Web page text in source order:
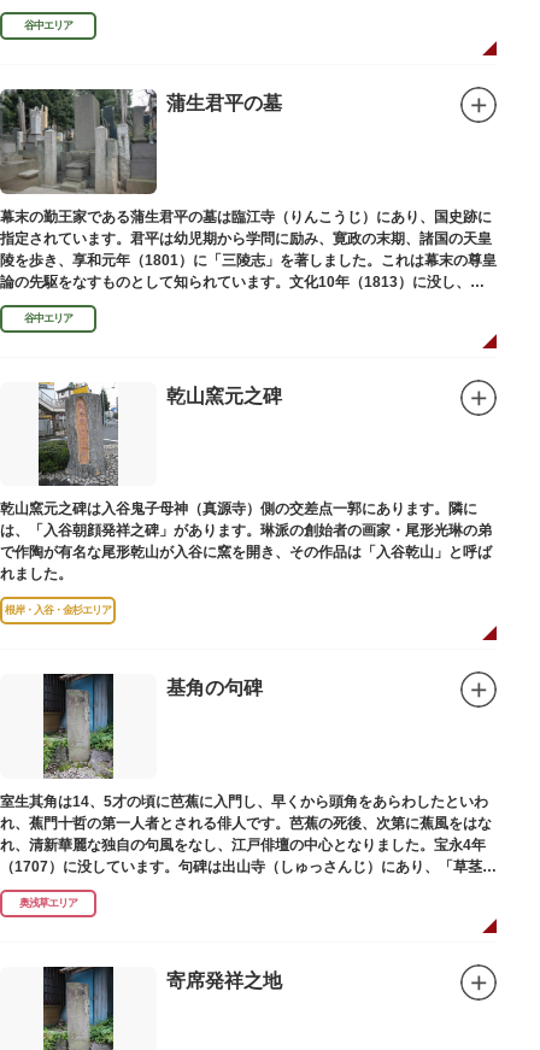
い絵画様式である多色刷り版画「錦絵」に描きました。
谷中エリア
蒲生君平の墓
幕末の勤王家である蒲生君平の墓は臨江寺（りんこうじ）にあり、国史跡に
指定されています。君平は幼児期から学問に励み、寛政の末期、諸国の天皇
陵を歩き、享和元年（1801）に「三陵志」を著しました。これは幕末の尊皇
論の先駆をなすものとして知られています。文化10年（1813）に没し、高
山彦三郎や林子平と共に「寛政三奇人」の一人にあげられています。
谷中エリア
乾山窯元之碑
乾山窯元之碑は入谷鬼子母神（真源寺）側の交差点一郭にあります。隣に
は、「入谷朝顔発祥之碑」があります。琳派の創始者の画家・尾形光琳の弟
で作陶が有名な尾形乾山が入谷に窯を開き、その作品は「入谷乾山」と呼ば
れました。
根岸・入谷・金杉エリア
基角の句碑
室生其角は14、5才の頃に芭蕉に入門し、早くから頭角をあらわしたといわ
れ、蕉門十哲の第一人者とされる俳人です。芭蕉の死後、次第に蕉風をはな
れ、清新華麗な独自の句風をなし、江戸俳壇の中心となりました。宝永4年
（1707）に没しています。句碑は出山寺（しゅっさんじ）にあり、「草茎を
つつむ葉もなき 雲間哉」と刻まれています。
奥浅草エリア
寄席発祥之地